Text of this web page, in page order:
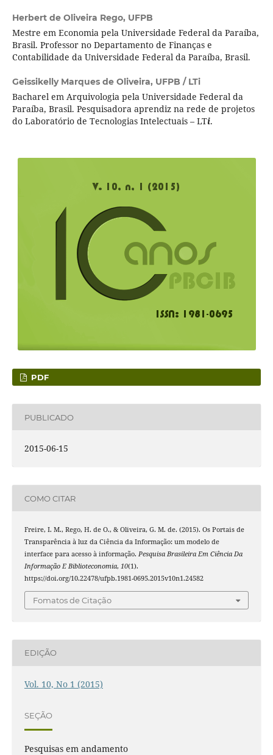
Herbert de Oliveira Rego, UFPB
Mestre em Economia pela Universidade Federal da Paraíba,
Brasil. Professor no Departamento de Finanças e
Contabilidade da Universidade Federal da Paraíba, Brasil.
Geissikelly Marques de Oliveira, UFPB / LTi
Bacharel em Arquivologia pela Universidade Federal da
Paraíba, Brasil. Pesquisadora aprendiz na rede de projetos
do Laboratório de Tecnologias Intelectuais – LTi.
PDF
PUBLICADO
2015-06-15
COMO CITAR
Freire, I. M., Rego, H. de O., & Oliveira, G. M. de. (2015). Os Portais de
Transparência à luz da Ciência da Informação: um modelo de
interface para acesso à informação. Pesquisa Brasileira Em Ciência Da
Informação E Biblioteconomia, 10(1).
https://doi.org/10.22478/ufpb.1981-0695.2015v10n1.24582
Fomatos de Citação
EDIÇÃO
Vol. 10, No 1 (2015)
SEÇÃO
Pesquisas em andamento